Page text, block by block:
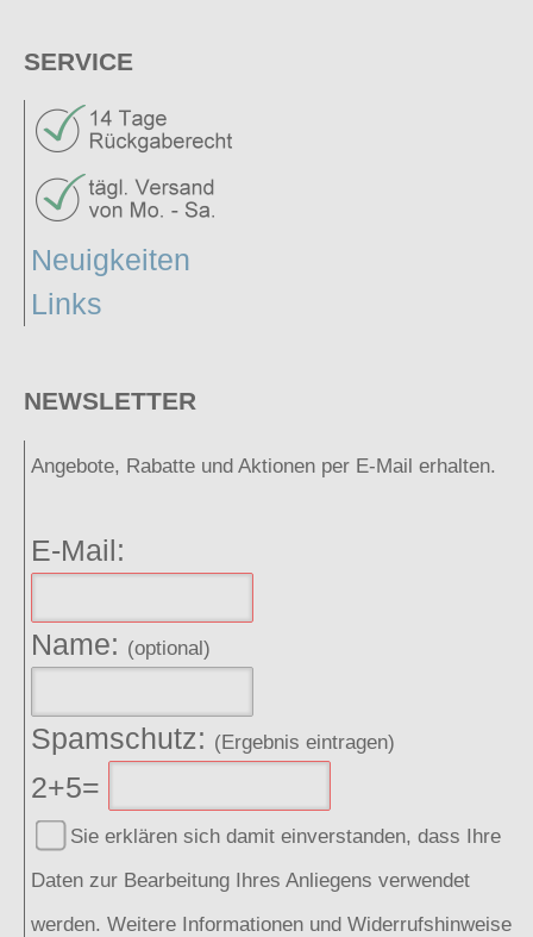
SERVICE
Neuigkeiten
Links
NEWSLETTER
Angebote, Rabatte und Aktionen per E-Mail erhalten.
E-Mail:
Name: (optional)
Spamschutz: (Ergebnis eintragen)
2+5=
Sie erklären sich damit einverstanden, dass Ihre
Daten zur Bearbeitung Ihres Anliegens verwendet
werden. Weitere Informationen und Widerrufshinweise